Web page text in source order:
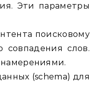
Эти параметры
поисковому
совпадения слов.
(schema) для